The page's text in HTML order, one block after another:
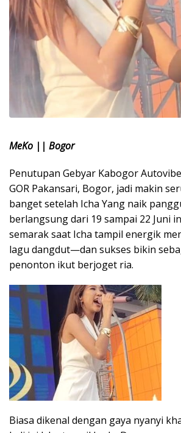
MeKo || Bogor
Penutupan Gebyar Kabogor
GOR Pakansari, Bogor, jadi makin
banget setelah Icha Yang naik
berlangsung dari 19 sampai 22 Juni
semarak saat Icha tampil energik
lagu dangdut—dan sukses bikin
penonton ikut berjoget ria.
Biasa dikenal dengan gaya nyanyi